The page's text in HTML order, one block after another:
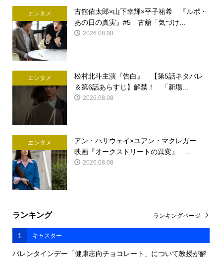
エンタメ
古舘佑太郎×山下幸輝×平子祐希 『ルポ・
あの日の真実』#5 古舘「気づけ...
2026.08.08
エンタメ
松村北斗主演『告白』 【第5話ネタバレ
＆第6話あらすじ】解禁！ 「新場...
2026.08.08
エンタメ
アン・ハサウェイ×ユアン・マクレガー
映画『オークストリートの異変』 ...
2026.08.08
ランキング
1 キャスター
バレンタインデー「健康志向チョコレート」について教授が解
ランキングページ